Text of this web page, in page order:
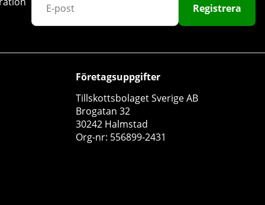
Registrera
Företagsuppgifter
Tillskottsbolaget Sverige AB
Brogatan 32
30242 Halmstad
Org-nr: 556899-2431